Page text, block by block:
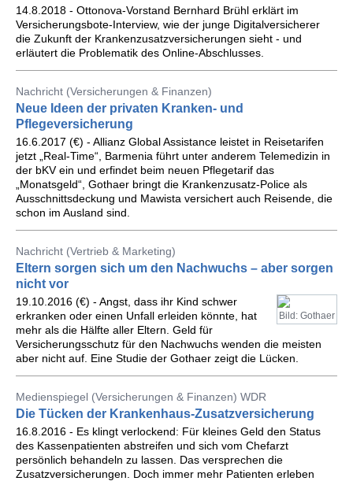
14.8.2018 - Ottonova-Vorstand Bernhard Brühl erklärt im
Versicherungsbote-Interview, wie der junge Digitalversicherer
die Zukunft der Krankenzusatzversicherungen sieht - und
erläutert die Problematik des Online-Abschlusses.
Nachricht (Versicherungen & Finanzen)
Neue Ideen der privaten Kranken- und
Pflegeversicherung
16.6.2017 (€) - Allianz Global Assistance leistet in Reisetarifen
jetzt „Real-Time“, Barmenia führt unter anderem Telemedizin in
der bKV ein und erfindet beim neuen Pflegetarif das
„Monatsgeld“, Gothaer bringt die Krankenzusatz-Police als
Ausschnittsdeckung und Mawista versichert auch Reisende, die
schon im Ausland sind.
Nachricht (Vertrieb & Marketing)
Eltern sorgen sich um den Nachwuchs – aber sorgen
nicht vor
Bild: Gothaer
19.10.2016 (€) - Angst, dass ihr Kind schwer
erkranken oder einen Unfall erleiden könnte, hat
mehr als die Hälfte aller Eltern. Geld für
Versicherungsschutz für den Nachwuchs wenden die meisten
aber nicht auf. Eine Studie der Gothaer zeigt die Lücken.
Medienspiegel (Versicherungen & Finanzen) WDR
Die Tücken der Krankenhaus-Zusatzversicherung
16.8.2016 - Es klingt verlockend: Für kleines Geld den Status
des Kassenpatienten abstreifen und sich vom Chefarzt
persönlich behandeln zu lassen. Das versprechen die
Zusatzversicherungen. Doch immer mehr Patienten erleben